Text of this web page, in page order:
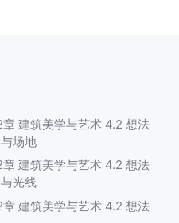
建筑美学与艺术 4.2 想法
场地
建筑美学与艺术 4.2 想法
光线
建筑美学与艺术 4.2 想法